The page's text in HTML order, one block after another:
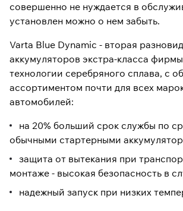
совершенно не нуждается в
установлен можно о нем забыть.
Varta Blue Dynamic - вторая
аккумуляторов экстра-класса
технологии серебряного сплава, с
ассортиментом почти для всех
автомобилей:
на 20% больший срок службы по
обычными стартерными
защита от вытекания при
монтаже - высокая безопасность в
надежный запуск при низких